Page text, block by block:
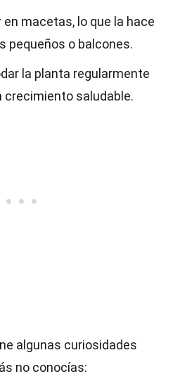
macetas, lo que la hace
pequeños o balcones.
la planta regularmente
crecimiento saludable.
algunas curiosidades
no conocías: